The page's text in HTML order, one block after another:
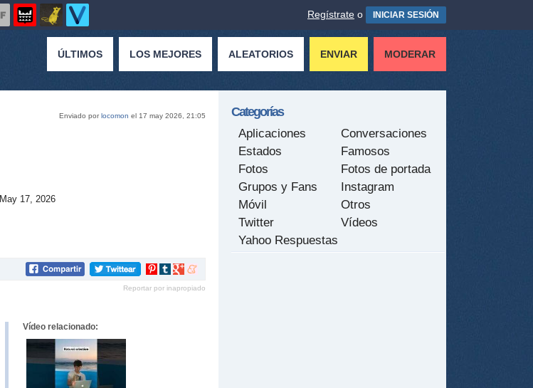
Regístrate o INICIAR SESIÓN
ÚLTIMOS LOS MEJORES ALEATORIOS ENVIAR MODERAR
Enviado porlocomon el 17 may 2026, 21:05
May 17, 2026
Compartir
Pinterest
Compartir
tumblr
Compartir
Google+
Compartir
meneame
Reportar por inapropiado
Vídeo relacionado:
Categorías
Aplicaciones
Conversaciones
Estados
Famosos
Fotos
Fotos de portada
Grupos y Fans
Instagram
Móvil
Otros
Twitter
Vídeos
Yahoo Respuestas